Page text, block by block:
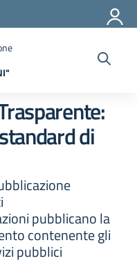
di
pubblicano la
contenente gli
pubblici